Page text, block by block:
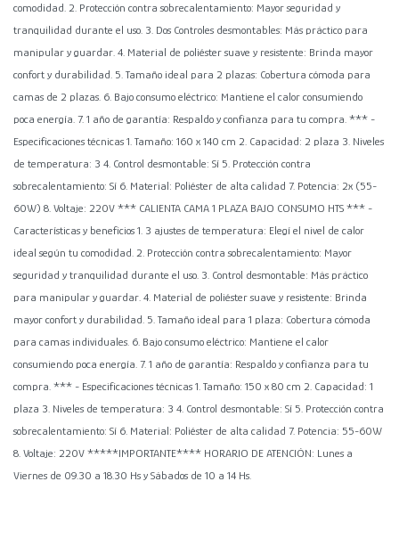
comodidad. 2. Protección contra sobrecalentamiento: Mayor seguridad y
tranquilidad durante el uso. 3. Dos Controles desmontables: Más práctico para
manipular y guardar. 4. Material de poliéster suave y resistente: Brinda mayor
confort y durabilidad. 5. Tamaño ideal para 2 plazas: Cobertura cómoda para
camas de 2 plazas. 6. Bajo consumo eléctrico: Mantiene el calor consumiendo
poca energía. 7. 1 año de garantía: Respaldo y confianza para tu compra. *** -
Especificaciones técnicas 1. Tamaño: 160 x 140 cm 2. Capacidad: 2 plaza 3. Niveles
de temperatura: 3 4. Control desmontable: Sí 5. Protección contra
sobrecalentamiento: Sí 6. Material: Poliéster de alta calidad 7. Potencia: 2x (55-
60W) 8. Voltaje: 220V *** CALIENTA CAMA 1 PLAZA BAJO CONSUMO HTS *** -
Características y beneficios 1. 3 ajustes de temperatura: Elegí el nivel de calor
ideal según tu comodidad. 2. Protección contra sobrecalentamiento: Mayor
seguridad y tranquilidad durante el uso. 3. Control desmontable: Más práctico
para manipular y guardar. 4. Material de poliéster suave y resistente: Brinda
mayor confort y durabilidad. 5. Tamaño ideal para 1 plaza: Cobertura cómoda
para camas individuales. 6. Bajo consumo eléctrico: Mantiene el calor
consumiendo poca energía. 7. 1 año de garantía: Respaldo y confianza para tu
compra. *** - Especificaciones técnicas 1. Tamaño: 150 x 80 cm 2. Capacidad: 1
plaza 3. Niveles de temperatura: 3 4. Control desmontable: Sí 5. Protección contra
sobrecalentamiento: Sí 6. Material: Poliéster de alta calidad 7. Potencia: 55-60W
8. Voltaje: 220V *****IMPORTANTE**** HORARIO DE ATENCIÓN: Lunes a
Viernes de 09.30 a 18.30 Hs y Sábados de 10 a 14 Hs.